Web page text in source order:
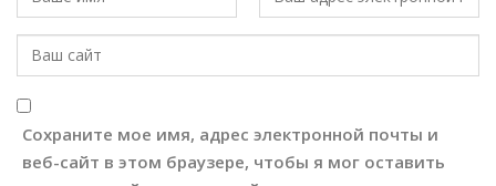
Сохраните мое имя, адрес электронной почты и
веб-сайт в этом браузере, чтобы я мог оставить